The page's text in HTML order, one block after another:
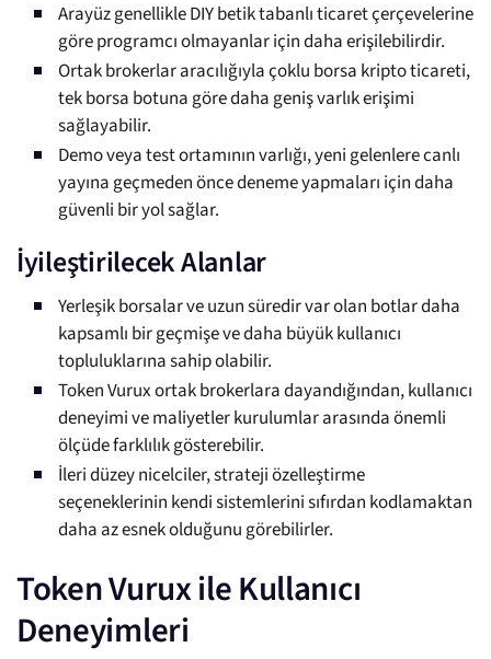
Arayüz genellikle DIY betik tabanlı ticaret çerçevelerine
göre programcı olmayanlar için daha erişilebilirdir.
Ortak brokerlar aracılığıyla çoklu borsa kripto ticareti,
tek borsa botuna göre daha geniş varlık erişimi
sağlayabilir.
Demo veya test ortamının varlığı, yeni gelenlere canlı
yayına geçmeden önce deneme yapmaları için daha
güvenli bir yol sağlar.
İyileştirilecek Alanlar
Yerleşik borsalar ve uzun süredir var olan botlar daha
kapsamlı bir geçmişe ve daha büyük kullanıcı
topluluklarına sahip olabilir.
Token Vurux ortak brokerlara dayandığından, kullanıcı
deneyimi ve maliyetler kurulumlar arasında önemli
ölçüde farklılık gösterebilir.
İleri düzey nicelciler, strateji özelleştirme
seçeneklerinin kendi sistemlerini sıfırdan kodlamaktan
daha az esnek olduğunu görebilirler.
Token Vurux ile Kullanıcı
Deneyimleri